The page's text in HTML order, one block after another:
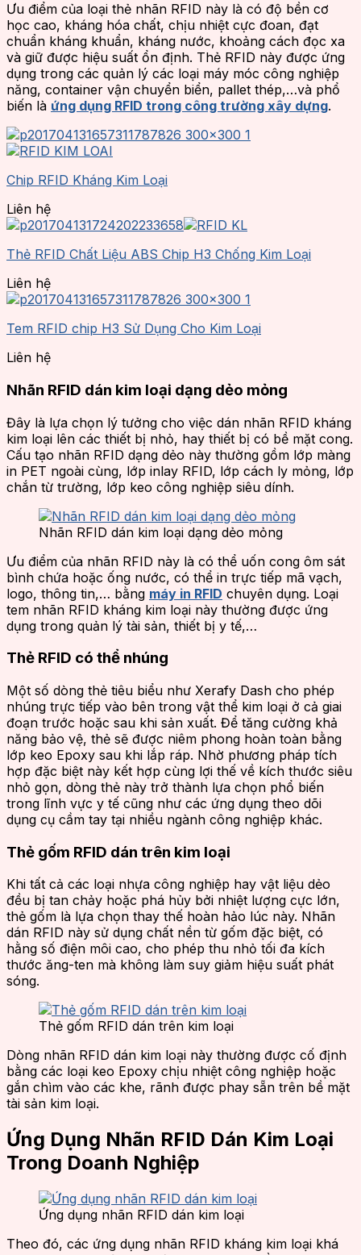
Ưu điểm của loại thẻ nhãn RFID này là có độ bền cơ
học cao, kháng hóa chất, chịu nhiệt cực đoan, đạt
chuẩn kháng khuẩn, kháng nước, khoảng cách đọc xa
và giữ được hiệu suất ổn định. Thẻ RFID này được ứng
dụng trong các quản lý các loại máy móc công nghiệp
năng, container vận chuyển biển, pallet thép,…và phổ
biến là ứng dụng RFID trong công trường xây dựng.
Chip RFID Kháng Kim Loại
Liên hệ
Thẻ RFID Chất Liệu ABS Chip H3 Chống Kim Loại
Liên hệ
Tem RFID chip H3 Sử Dụng Cho Kim Loại
Liên hệ
Nhãn RFID dán kim loại dạng dẻo mỏng
Đây là lựa chọn lý tưởng cho việc dán nhãn RFID kháng
kim loại lên các thiết bị nhỏ, hay thiết bị có bề mặt cong.
Cấu tạo nhãn RFID dạng dẻo này thường gồm lớp màng
in PET ngoài cùng, lớp inlay RFID, lớp cách ly mỏng, lớp
chắn từ trường, lớp keo công nghiệp siêu dính.
Nhãn RFID dán kim loại dạng dẻo mỏng
Ưu điểm của nhãn RFID này là có thể uốn cong ôm sát
bình chứa hoặc ống nước, có thể in trực tiếp mã vạch,
logo, thông tin,… bằng máy in RFID chuyên dụng. Loại
tem nhãn RFID kháng kim loại này thường được ứng
dụng trong quản lý tài sản, thiết bị y tế,…
Thẻ RFID có thể nhúng
Một số dòng thẻ tiêu biểu như Xerafy Dash cho phép
nhúng trực tiếp vào bên trong vật thể kim loại ở cả giai
đoạn trước hoặc sau khi sản xuất. Để tăng cường khả
năng bảo vệ, thẻ sẽ được niêm phong hoàn toàn bằng
lớp keo Epoxy sau khi lắp ráp. Nhờ phương pháp tích
hợp đặc biệt này kết hợp cùng lợi thế về kích thước siêu
nhỏ gọn, dòng thẻ này trở thành lựa chọn phổ biến
trong lĩnh vực y tế cũng như các ứng dụng theo dõi
dụng cụ cầm tay tại nhiều ngành công nghiệp khác.
Thẻ gốm RFID dán trên kim loại
Khi tất cả các loại nhựa công nghiệp hay vật liệu dẻo
đều bị tan chảy hoặc phá hủy bởi nhiệt lượng cực lớn,
thẻ gốm là lựa chọn thay thế hoàn hảo lúc này. Nhãn
dán RFID này sử dụng chất nền từ gốm đặc biệt, có
hằng số điện môi cao, cho phép thu nhỏ tối đa kích
thước ăng-ten mà không làm suy giảm hiệu suất phát
sóng.
Thẻ gốm RFID dán trên kim loại
Dòng nhãn RFID dán kim loại này thường được cố định
bằng các loại keo Epoxy chịu nhiệt công nghiệp hoặc
gắn chìm vào các khe, rãnh được phay sẵn trên bề mặt
tài sản kim loại.
Ứng Dụng Nhãn RFID Dán Kim Loại
Trong Doanh Nghiệp
Ứng dụng nhãn RFID dán kim loại
Theo đó, các ứng dụng nhãn RFID kháng kim loại khá